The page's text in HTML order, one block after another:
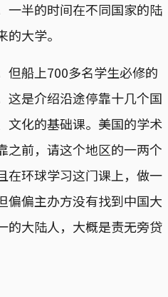
一半的时间在不同国家的陆
大学。
但船上700多名学生必修的
是介绍沿途停靠十几个国
文化的基础课。美国的学术
之前，请这个地区的一两个
在环球学习这门课上，做一
偏偏主办方没有找到中国大
的大陆人，大概是责无旁贷